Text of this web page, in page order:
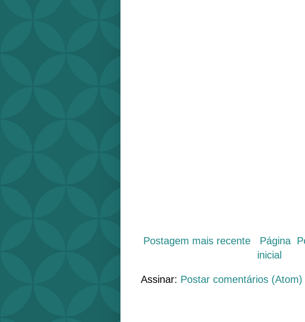
Postagem mais recente
Página
inicial
Assinar: Postar comentários (Atom)